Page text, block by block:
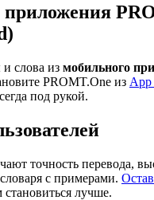
слова из мобильного
PROMT.One из App
под рукой.
точность перевода,
с примерами.
лучше.